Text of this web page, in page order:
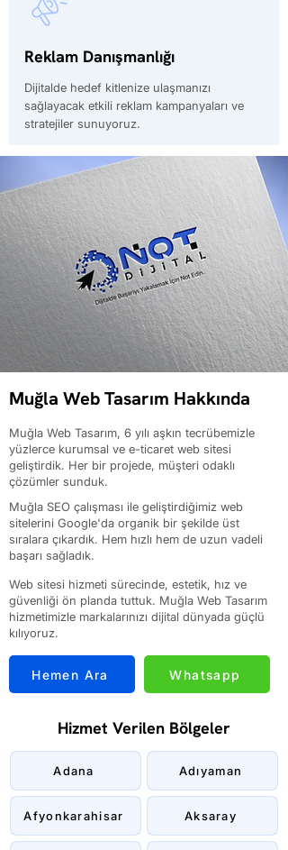
Reklam Danışmanlığı
Dijitalde hedef kitlenize ulaşmanızı
sağlayacak etkili reklam kampanyaları ve
stratejiler sunuyoruz.
Muğla Web Tasarım Hakkında
Muğla Web Tasarım, 6 yılı aşkın tecrübemizle
yüzlerce kurumsal ve e-ticaret web sitesi
geliştirdik. Her bir projede, müşteri odaklı
çözümler sunduk.
Muğla SEO çalışması ile geliştirdiğimiz web
sitelerini Google'da organik bir şekilde üst
sıralara çıkardık. Hem hızlı hem de uzun vadeli
başarı sağladık.
Web sitesi hizmeti sürecinde, estetik, hız ve
güvenliği ön planda tuttuk. Muğla Web Tasarım
hizmetimizle markalarınızı dijital dünyada güçlü
kılıyoruz.
Hemen Ara Whatsapp
Hizmet Verilen Bölgeler
Adana
Afyonkarahisar
Adıyaman
Aksaray